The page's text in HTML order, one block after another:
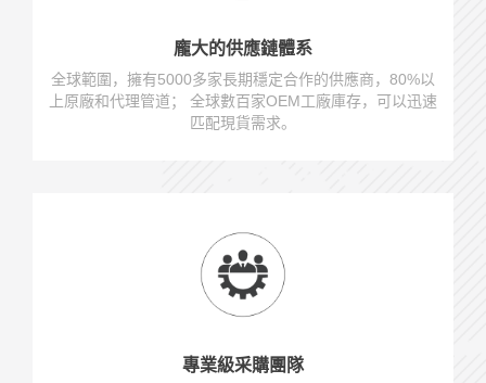
龐大的供應鏈體系
全球範圍，擁有5000多家長期穩定合作的供應商，80%以
上原廠和代理管道； 全球數百家OEM工廠庫存，可以迅速
匹配現貨需求。
專業級采購團隊